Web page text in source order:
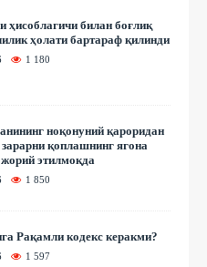
ҳисоблагичи билан боғлиқ
ҳолати бартараф қилинди
1 180
ноқонуний қароридан
зарарни қоплашнинг ягона
этилмоқда
1 850
Рақамли кодекс керакми?
1 597